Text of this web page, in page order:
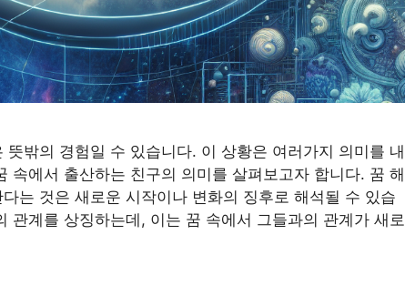
밖의 경험일 수 있습니다. 이 상황은 여러가지 의미를 내
속에서 출산하는 친구의 의미를 살펴보고자 합니다. 꿈 해
는 것은 새로운 시작이나 변화의 징후로 해석될 수 있습
관계를 상징하는데, 이는 꿈 속에서 그들과의 관계가 새로